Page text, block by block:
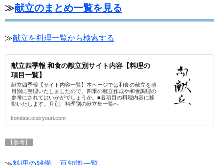
≫献立のまとめ一覧を見る
≫献立を料理一覧から検索する
献立四季報 和食の献立別サイト内容【料理の
項目一覧】
献立四季報【サイト内容一覧】本ページでは和食の献立を項
目別に整理いたしましたので、四季の献立作成や和食調理の
参考にされてはいかがでしょうか。■各項目の料理内容に移
動いたします。月別、料理別の献立集一覧へ
kondate.oisiiryouri.com
【参考】